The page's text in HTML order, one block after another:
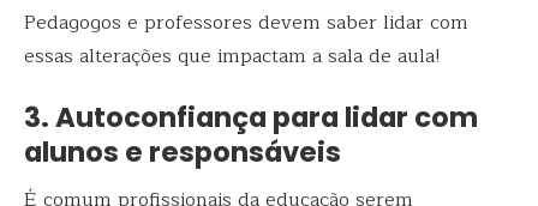
Pedagogos e professores devem saber lidar com
essas alterações que impactam a sala de aula!
3. Autoconfiança para lidar com
alunos e responsáveis